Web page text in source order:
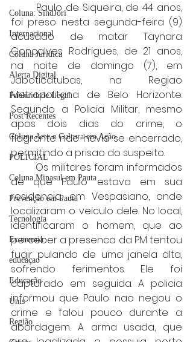
Coluna: SindJori
Internacional
Coluna Jurídica
Alerta Digital
Publicidade Legal
Post Recentes
Coluna Arte e Cultura em Ação
POLICIAL
Coluna Minasul em Pauta
Prevenção em Pauta
Tecnologia
Economia
educaçao
Educação
Unis
Região
	Paulo de Siqueira, de 44 anos,
foi preso nesta segunda-feira (9)
acusado de matar Taynara
Goncalves Rodrigues, de 21 anos,
na noite de domingo (7), em
Jaboticatubas, na Regiao
Metropolitana de Belo Horizonte.
Segundo a Policia Militar, mesmo
apos dois dias do crime, o
flagrante nao havia se encerrado,
permitindo a prisao do suspeito.
de que Paulo estava em sua
residencia, em Vespasiano, onde
localizaram o veiculo dele. No local,
identificaram o homem, que ao
perceber a presenca da PM tentou
fugir pulando de uma janela alta,
sofrendo ferimentos. Ele foi
capturado em seguida. A policia
informou que Paulo nao negou o
crime e falou pouco durante a
abordagem. A arma usada, que